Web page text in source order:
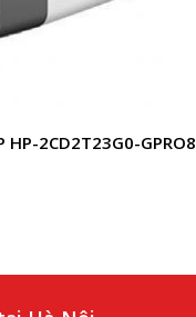
HP-2CD2T23G0-GPRO8